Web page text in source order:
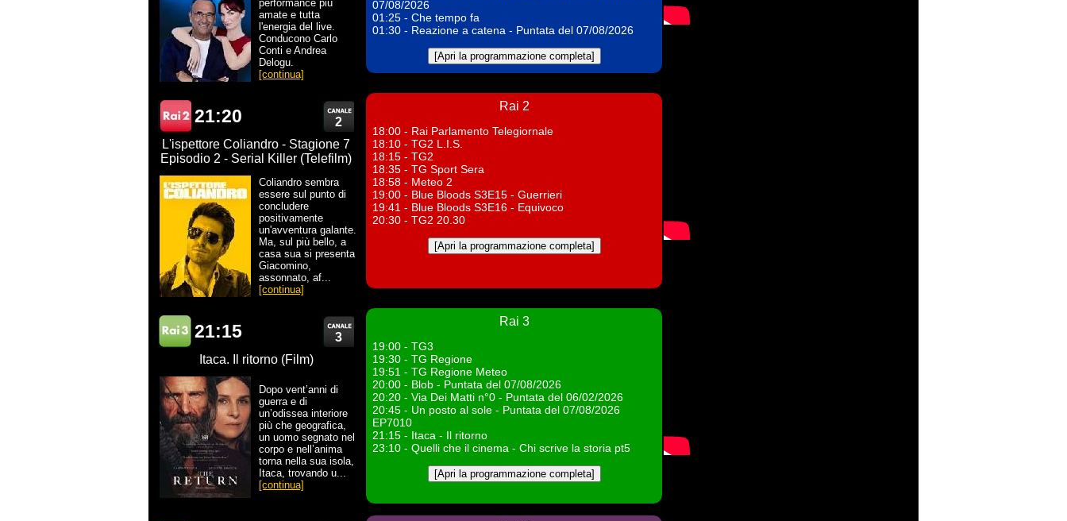
performance più
amate e tutta
l'energia del live.
Conducono Carlo
Conti e Andrea
Delogu.
[continua]
07/08/2026
01:25 - Che tempo fa
01:30 - Reazione a catena - Puntata del 07/08/2026
[Apri la programmazione completa]
21:20
2
L'ispettore Coliandro - Stagione 7
Episodio 2 - Serial Killer (Telefilm)
Coliandro sembra
essere sul punto di
concludere
positivamente
un'avventura galante.
Ma, sul più bello, a
casa sua si presenta
Giacomino,
assonnato, af...
[continua]
Rai 2
18:00 - Rai Parlamento Telegiornale
18:10 - TG2 L.I.S.
18:15 - TG2
18:35 - TG Sport Sera
18:58 - Meteo 2
19:00 - Blue Bloods S3E15 - Guerrieri
19:41 - Blue Bloods S3E16 - Equivoco
20:30 - TG2 20.30
[Apri la programmazione completa]
21:15
3
Itaca. Il ritorno (Film)
Dopo vent’anni di
guerra e di
un’odissea interiore
più che geografica,
un uomo segnato nel
corpo e nell’anima
torna nella sua isola,
Itaca, trovando u...
[continua]
Rai 3
19:00 - TG3
19:30 - TG Regione
19:51 - TG Regione Meteo
20:00 - Blob - Puntata del 07/08/2026
20:20 - Via Dei Matti n°0 - Puntata del 06/02/2026
20:45 - Un posto al sole - Puntata del 07/08/2026
EP7010
21:15 - Itaca - Il ritorno
23:10 - Quelli che il cinema - Chi scrive la storia pt5
[Apri la programmazione completa]